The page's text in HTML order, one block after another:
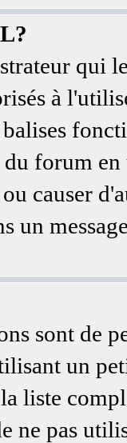
qui
à
forum
causer
un
sont de
un
liste
ne pas